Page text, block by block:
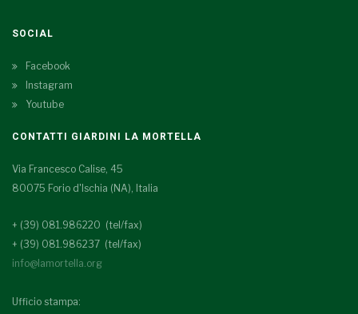
SOCIAL
Facebook
Instagram
Youtube
CONTATTI GIARDINI LA MORTELLA
Via Francesco Calise, 45
80075 Forio d'Ischia (NA), Italia
+ (39) 081.986220 (tel/fax)
+ (39) 081.986237 (tel/fax)
info@lamortella.org
Ufficio stampa: